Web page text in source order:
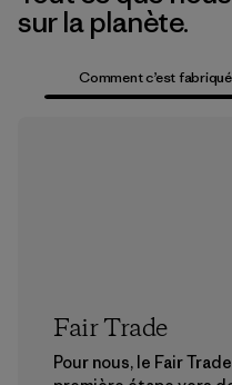
sur la planète.
Comment c’est fabriqué
Fair Trade
Pour nous, le Fair